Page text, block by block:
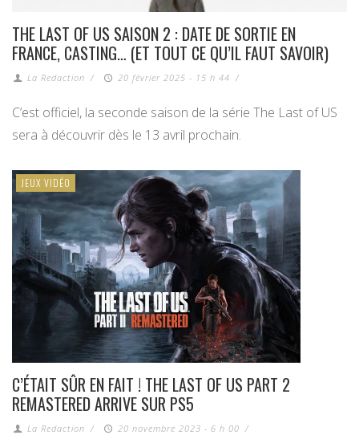
THE LAST OF US SAISON 2 : DATE DE SORTIE EN
FRANCE, CASTING… (ET TOUT CE QU’IL FAUT SAVOIR)
La Redaction / 20 février 2025 - 15 h 44 /
C’est officiel, la seconde saison de la série The Last of US
sera à découvrir dès le 13 avril prochain.
JEUX VIDÉO
C’ÉTAIT SÛR EN FAIT ! THE LAST OF US PART 2
REMASTERED ARRIVE SUR PS5
La Redaction / 20 novembre 2023 - 6 h 00 /